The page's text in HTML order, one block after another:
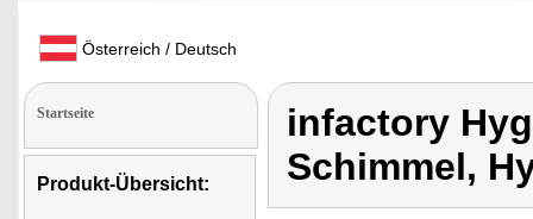
Österreich / Deutsch
Startseite
Produkt-Übersicht:
infactory
Schimmel,